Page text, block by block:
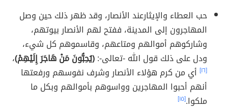
حب العطاء والإيثارعند الأنصار، وقد ظهر ذلك حين وصل
المهاجرون إلى المدينة، ففتح لهم الأنصار بيوتهم،
وشاركوهم أموالهم ومتاعهم، وقاسموهم كل شيء،
ودل على ذلك قول الله -تعالى-:﴿يُحِبُّونَ مَنْ هَاجَرَ إِلَيْهِمْ﴾،
[١٦] أي من كرم هؤلاء الأنصار وشرف نفوسهم ورفعتها
أنهم أحبوا المهاجرين وواسوهم بأموالهم وبكل ما
ملكوا.[١٥]